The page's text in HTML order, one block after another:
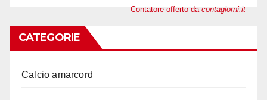
Contatore offerto da contagiorni.it
CATEGORIE
Calcio amarcord